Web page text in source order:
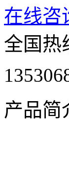
在线咨
全国热
产品简